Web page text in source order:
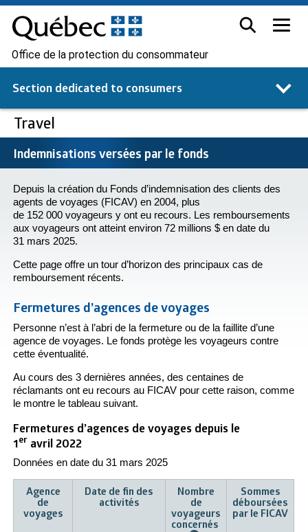
Office de la protection du consommateur
Section dedicated to consumers
Travel
Indemnisations versées par le fonds
Depuis la création du Fonds d’indemnisation des clients des
agents de voyages (FICAV) en 2004, plus
de 152 000 voyageurs y ont eu recours. Les remboursements
aux voyageurs ont atteint environ 72 millions $ en date du
31 mars 2025.
Cette page offre un tour d’horizon des principaux cas de
remboursement récents.
Fermetures d’agences de voyages
Personne n’est à l’abri de la fermeture ou de la faillite d’une
agence de voyages. Le fonds protège les voyageurs contre
cette éventualité.
Au cours des 3 dernières années, des centaines de
réclamants ont eu recours au FICAV pour cette raison, comme
le montre le tableau suivant.
Fermetures d’agences de voyages depuis le
1er avril 2022
Données en date du 31 mars 2025
Agence
de
voyages
Date de fin des
activités
Nombre
de
voyageurs
concernés
Sommes
déboursées
par le FICAV